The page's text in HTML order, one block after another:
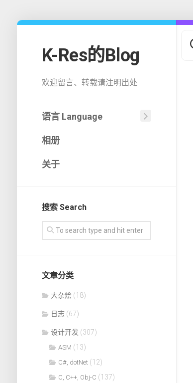
K-Res的Blog
欢迎留言、转载请注明出处
语言 Language
相册
关于
搜索 Search
文章分类
大杂烩 (18)
日志(67)
设计开发 (307)
ASM (13)
C#, dotNet(12)
C, C++, Obj-C (137)